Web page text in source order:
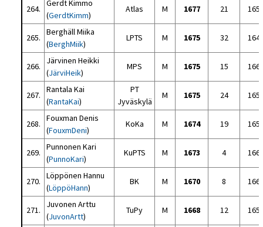
264.
Gerdt Kimmo
(GerdtKimm)
Atlas M 1677 21
265.
Berghäll Miika
(BerghMiik)
LPTS M 1675 32
266.
Järvinen Heikki
(JärviHeik)
MPS M 1675 15
267.
Rantala Kai
(RantaKai)
PT
Jyväskylä
M 1675 24
268.
Fouxman Denis
(FouxmDeni)
KoKa M 1674 19
269.
Punnonen Kari
(PunnoKari)
KuPTS M 1673 4
270.
Löppönen Hannu
(LöppöHann)
BK M 1670 8
271.
Juvonen Arttu
(JuvonArtt)
TuPy M 1668 12